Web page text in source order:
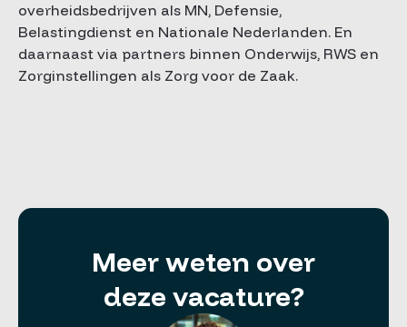
overheidsbedrijven als MN, Defensie,
Belastingdienst en Nationale Nederlanden. En
daarnaast via partners binnen Onderwijs, RWS en
Zorginstellingen als Zorg voor de Zaak.
Meer weten over
deze vacature?